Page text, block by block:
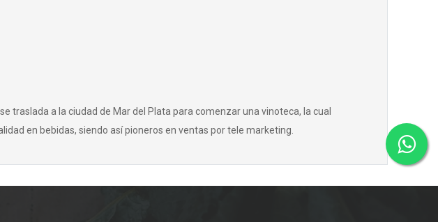
traslada a la ciudad de Mar del Plata para comenzar una vinoteca, la cual
en bebidas, siendo así pioneros en ventas por tele marketing.